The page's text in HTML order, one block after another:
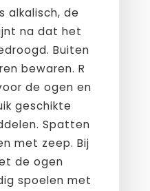
alkalisch, de
na dat het
Buiten
bewaren. R
de ogen en
geschikte
Spatten
met zeep. Bij
de ogen
spoelen met